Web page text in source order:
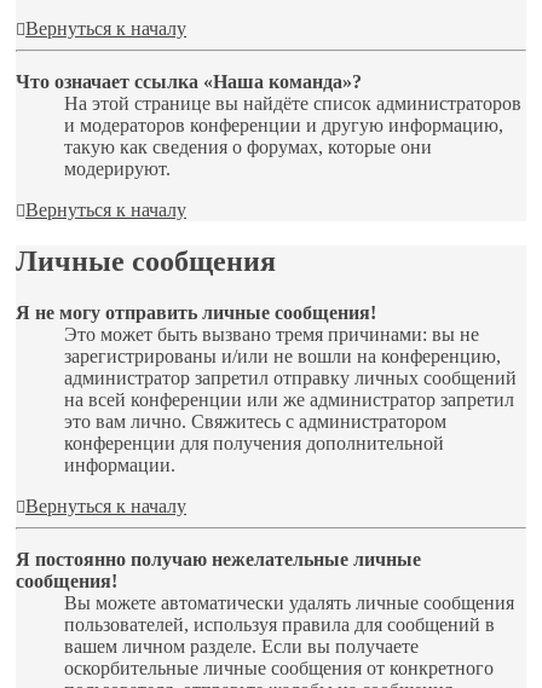
Вернуться к началу
Что означает ссылка «Наша команда»?
На этой странице вы найдёте список администраторов
и модераторов конференции и другую информацию,
такую как сведения о форумах, которые они
модерируют.
Вернуться к началу
Личные сообщения
Я не могу отправить личные сообщения!
Это может быть вызвано тремя причинами: вы не
зарегистрированы и/или не вошли на конференцию,
администратор запретил отправку личных сообщений
на всей конференции или же администратор запретил
это вам лично. Свяжитесь с администратором
конференции для получения дополнительной
информации.
Вернуться к началу
Я постоянно получаю нежелательные личные
сообщения!
Вы можете автоматически удалять личные сообщения
пользователей, используя правила для сообщений в
вашем личном разделе. Если вы получаете
оскорбительные личные сообщения от конкретного